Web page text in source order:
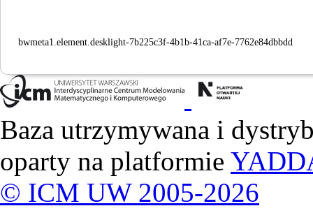
bwmeta1.element.desklight-7b225c3f-4b1b-41ca-af7e-7762e84dbbdd
Baza utrzymywana i
oparty na platformie
© ICM UW 2005-2026